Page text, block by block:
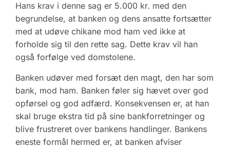
Hans krav i denne sag er 5.000 kr. med den
begrundelse, at banken og dens ansatte fortsætter
med at udøve chikane mod ham ved ikke at
forholde sig til den rette sag. Dette krav vil han
også forfølge ved domstolene.
Banken udøver med forsæt den magt, den har som
bank, mod ham. Banken føler sig hævet over god
opførsel og god adfærd. Konsekvensen er, at han
skal bruge ekstra tid på sine bankforretninger og
blive frustreret over bankens handlinger. Bankens
eneste formål hermed er, at banken afviser